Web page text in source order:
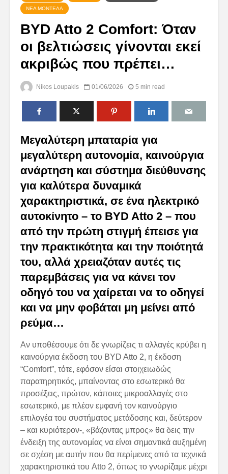
ΝΈΑ ΜΟΝΤΈΛΑ
BYD Atto 2 Comfort: Όταν
οι βελτιώσεις γίνονται εκεί
ακριβώς που πρέπει…
Nikos Loupakis 01/06/2026 5 min read
Μεγαλύτερη μπαταρία για
μεγαλύτερη αυτονομία, καινούργια
ανάρτηση και σύστημα διεύθυνσης
για καλύτερα δυναμικά
χαρακτηριστικά, σε ένα ηλεκτρικό
αυτοκίνητο – το BYD Atto 2 – που
από την πρώτη στιγμή έπεισε για
την πρακτικότητα και την ποιότητά
του, αλλά χρειαζόταν αυτές τις
παρεμβάσεις για να κάνει τον
οδηγό του να χαίρεται να το οδηγεί
και να μην φοβάται μη μείνει από
ρεύμα…
Αν υποθέσουμε ότι δε γνωρίζεις τι αλλαγές κρύβει η
καινούργια έκδοση του BYD Atto 2, η έκδοση
“Comfort”, τότε, εφόσον είσαι στοιχειωδώς
παρατηρητικός, μπαίνοντας στο εσωτερικό θα
προσέξεις, πρώτον, κάποιες μικροαλλαγές στο
εσωτερικό, με πλέον εμφανή τον καινούργιο
επιλογέα του συστήματος μετάδοσης και, δεύτερον
– και κυριότερον-, «βάζοντας μπρος» θα δεις την
ένδειξη της αυτονομίας να είναι σημαντικά αυξημένη
σε σχέση με αυτήν που θα περίμενες από τα τεχνικά
χαρακτηριστικά του Atto 2, όπως το γνωρίζαμε μέχρι